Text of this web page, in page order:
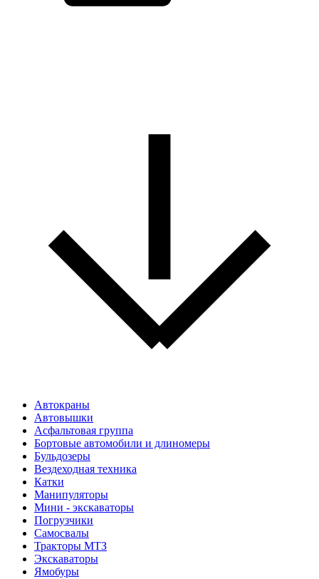
Автокраны
Автовышки
Асфальтовая группа
Бортовые автомобили и длиномеры
Бульдозеры
Вездеходная техника
Катки
Манипуляторы
Мини - экскаваторы
Погрузчики
Самосвалы
Тракторы МТЗ
Экскаваторы
Ямобуры